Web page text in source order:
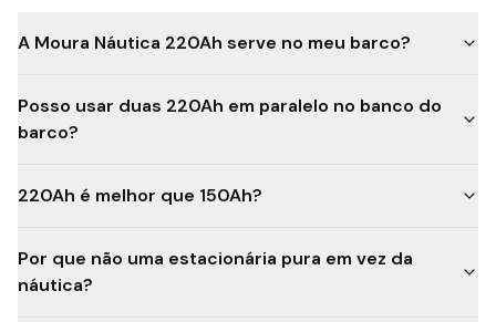
A Moura Náutica 220Ah serve no meu barco?
Posso usar duas 220Ah em paralelo no banco do
barco?
220Ah é melhor que 150Ah?
Por que não uma estacionária pura em vez da
náutica?